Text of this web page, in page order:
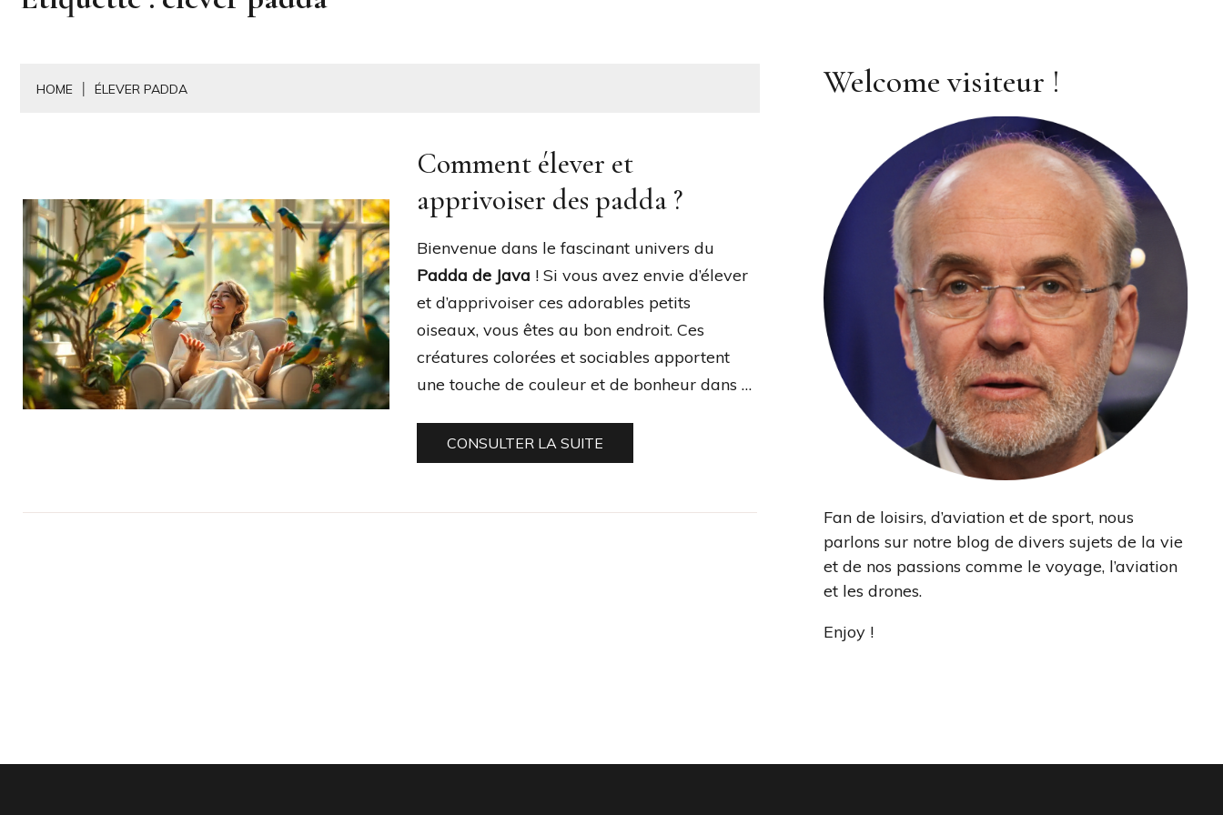
HOME ÉLEVER PADDA
Comment élever et
apprivoiser des padda ?
Bienvenue dans le fascinant univers du
Padda de Java ! Si vous avez envie d’élever
et d’apprivoiser ces adorables petits
oiseaux, vous êtes au bon endroit. Ces
créatures colorées et sociables apportent
une touche de couleur et de bonheur dans …
CONSULTER LA SUITE
Welcome visiteur !
Fan de loisirs, d’aviation et de sport, nous
parlons sur notre blog de divers sujets de la vie
et de nos passions comme le voyage, l’aviation
et les drones.
Enjoy !